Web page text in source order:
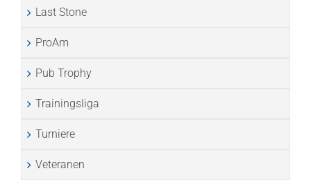
Last Stone
ProAm
Pub Trophy
Trainingsliga
Turniere
Veteranen